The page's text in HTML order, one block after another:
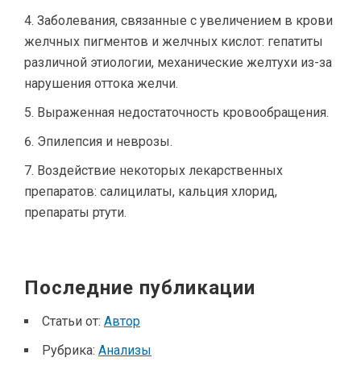
Заболевания, связанные с увеличением в крови
желчных пигментов и желчных кислот: гепатиты
различной этиологии, механические желтухи из-за
нарушения оттока желчи.
Выраженная недостаточность кровообращения.
Эпилепсия и неврозы.
Воздействие некоторых лекарственных
препаратов: салицилаты, кальция хлорид,
препараты ртути.
Последние публикации
Статьи от: Автор
Рубрика: Анализы